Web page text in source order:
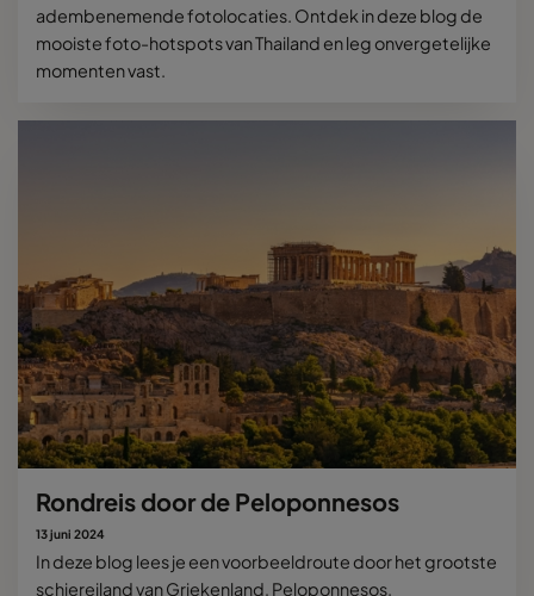
adembenemende fotolocaties. Ontdek in deze blog de
mooiste foto-hotspots van Thailand en leg onvergetelijke
momenten vast.
Rondreis door de Peloponnesos
13 juni 2024
In deze blog lees je een voorbeeldroute door het grootste
schiereiland van Griekenland, Peloponnesos.